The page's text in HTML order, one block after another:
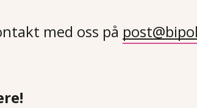
med oss på